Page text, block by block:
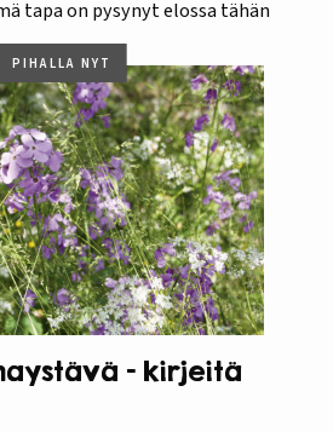
tapa on pysynyt elossa tähän
PIHALLA NYT
– kirjeitä